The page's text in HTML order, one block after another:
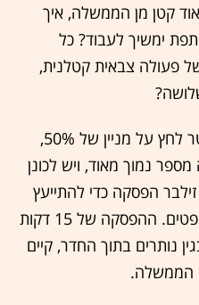
קטן מן הממשלה, איך
ימשיך לעבוד? כל
פעולה צבאית קטלנית,
בשלב כלשהו בדיון, כאשר דיכטר לחץ על מניין של 50%,
נמוך מאוד, ויש לכונן
75% - ביקשה זילבר הפסקה כדי להתייעץ
טלפונית עם אנשי משרד המשפטים. ההפסקה של 15 דקות
נותרים בתוך החדר, קיים
הממשלה.